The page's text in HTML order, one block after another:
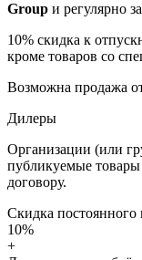
Group и регулярно
10% скидка к
кроме товаров со
Возможна продажа
Дилеры
Организации (или
публикуемые
договору.
Скидка постоянного
10%
+